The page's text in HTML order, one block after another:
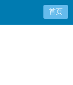
首页